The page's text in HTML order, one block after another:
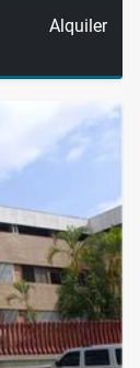
Alquiler